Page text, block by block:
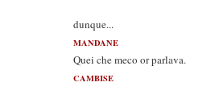
dunque...
MANDANE
Quei che meco or parlava.
CAMBISE
Un